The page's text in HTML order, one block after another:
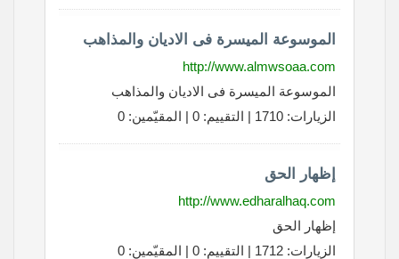
الموسوعة الميسرة فى الاديان والمذاهب
http://www.almwsoaa.com
الموسوعة الميسرة فى الاديان والمذاهب
الزيارات: 1710 | التقييم: 0 | المقيّمين: 0
إظهار الحق
http://www.edharalhaq.com
إظهار الحق
الزيارات: 1712 | التقييم: 0 | المقيّمين: 0